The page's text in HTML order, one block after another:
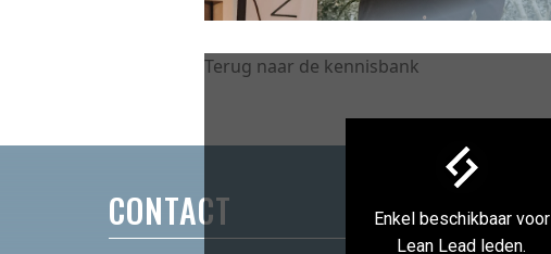
Enkel beschikbaar voor
Lean Lead leden.
Terug naar de kennisbank
CONTACT